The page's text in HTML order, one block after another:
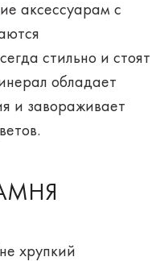
аксессуарам с
стильно и стоят
обладает
и завораживает
хрупкий